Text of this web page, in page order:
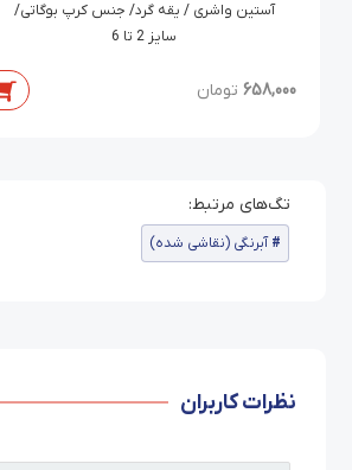
آستین واشری / یقه گرد/ جنس کرپ بوگاتی/
سایز 2 تا 6
658,000 تومان
آبرنگی (نقاشی شده)
نظرات کاربران